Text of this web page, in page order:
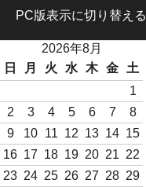
PC版表示に切り替える
2026年8月
日
月 火 水 木 金
土
1
2
3 4 5 6 7
8
9
10 11 12 13 14 15
16 17 18 19 20 21 22
23 24 25 26 27 28 29